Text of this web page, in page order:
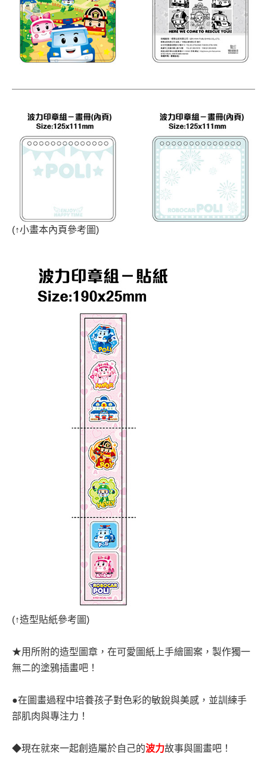
(↑小畫本內頁參考圖)
(↑造型貼紙參考圖)
★用所附的造型圖章，在可愛圖紙上手繪圖案，製作獨一
無二的塗鴉插畫吧 ！
●在圖畫過程中培養孩子對色彩的敏銳與美感，並訓練手
部肌肉與專注力 ！
◆現在就來一起創造屬於自己的波力故事與圖畫吧 ！